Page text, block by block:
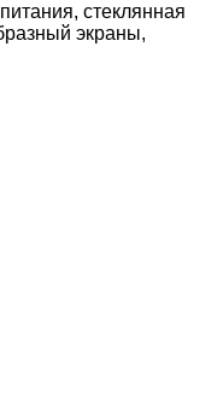
стеклянная
экраны,